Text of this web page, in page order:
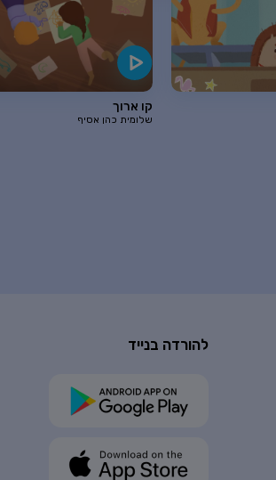
קו ארוך
שלומית כהן אסיף
להורדה בנייד